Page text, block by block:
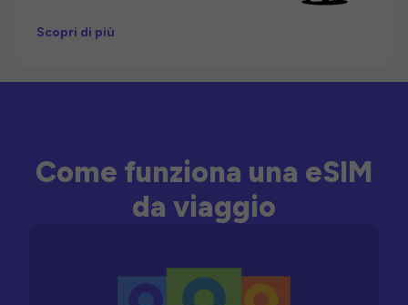
Scopri di più
Come funziona una eSIM
da viaggio